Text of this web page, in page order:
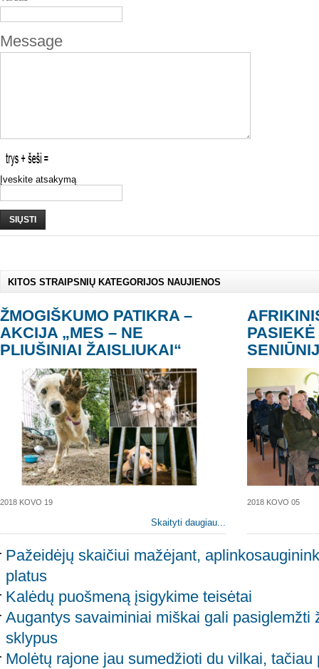
Message
Įveskite atsakymą
SIŲSTI
KITOS STRAIPSNIŲ KATEGORIJOS NAUJIENOS
ŽMOGIŠKUMO PATIKRA –
AKCIJA „MES – NE
PLIUŠINIAI ŽAISLIUKAI“
2018 KOVO 19
Skaityti daugiau...
2018 KOVO 05
Pažeidėjų skaičiui mažėjant,
platus
Kalėdų puošmeną įsigykime teisėtai
Augantys savaiminiai miškai gali pasiglemžti
sklypus
Molėtų rajone jau sumedžioti du vilkai,